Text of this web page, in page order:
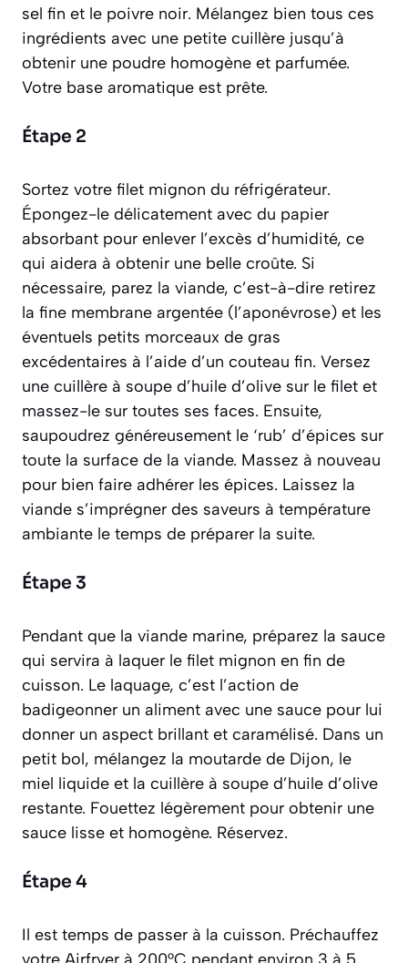
sel fin et le poivre noir. Mélangez bien tous ces
ingrédients avec une petite cuillère jusqu’à
obtenir une poudre homogène et parfumée.
Votre base aromatique est prête.
Étape 2
Sortez votre filet mignon du réfrigérateur.
Épongez-le délicatement avec du papier
absorbant pour enlever l’excès d’humidité, ce
qui aidera à obtenir une belle croûte. Si
nécessaire, parez la viande, c’est-à-dire retirez
la fine membrane argentée (l’aponévrose) et les
éventuels petits morceaux de gras
excédentaires à l’aide d’un couteau fin. Versez
une cuillère à soupe d’huile d’olive sur le filet et
massez-le sur toutes ses faces. Ensuite,
saupoudrez généreusement le ‘rub’ d’épices sur
toute la surface de la viande. Massez à nouveau
pour bien faire adhérer les épices. Laissez la
viande s’imprégner des saveurs à température
ambiante le temps de préparer la suite.
Étape 3
Pendant que la viande marine, préparez la sauce
qui servira à laquer le filet mignon en fin de
cuisson. Le laquage, c’est l’action de
badigeonner un aliment avec une sauce pour lui
donner un aspect brillant et caramélisé. Dans un
petit bol, mélangez la moutarde de Dijon, le
miel liquide et la cuillère à soupe d’huile d’olive
restante. Fouettez légèrement pour obtenir une
sauce lisse et homogène. Réservez.
Étape 4
Il est temps de passer à la cuisson. Préchauffez